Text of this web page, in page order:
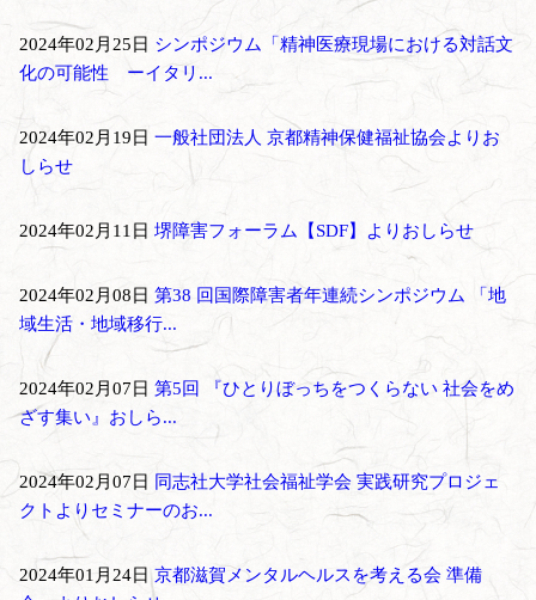
2024年02月25日 シンポジウム「精神医療現場における対話文
化の可能性 ーイタリ...
2024年02月19日 一般社団法人 京都精神保健福祉協会よりお
しらせ
2024年02月11日 堺障害フォーラム【SDF】よりおしらせ
2024年02月08日 第38 回国際障害者年連続シンポジウム 「地
域生活・地域移行...
2024年02月07日 第5回 『ひとりぼっちをつくらない 社会をめ
ざす集い』おしら...
2024年02月07日 同志社大学社会福祉学会 実践研究プロジェ
クトよりセミナーのお...
2024年01月24日京都滋賀メンタルヘルスを考える会 準備